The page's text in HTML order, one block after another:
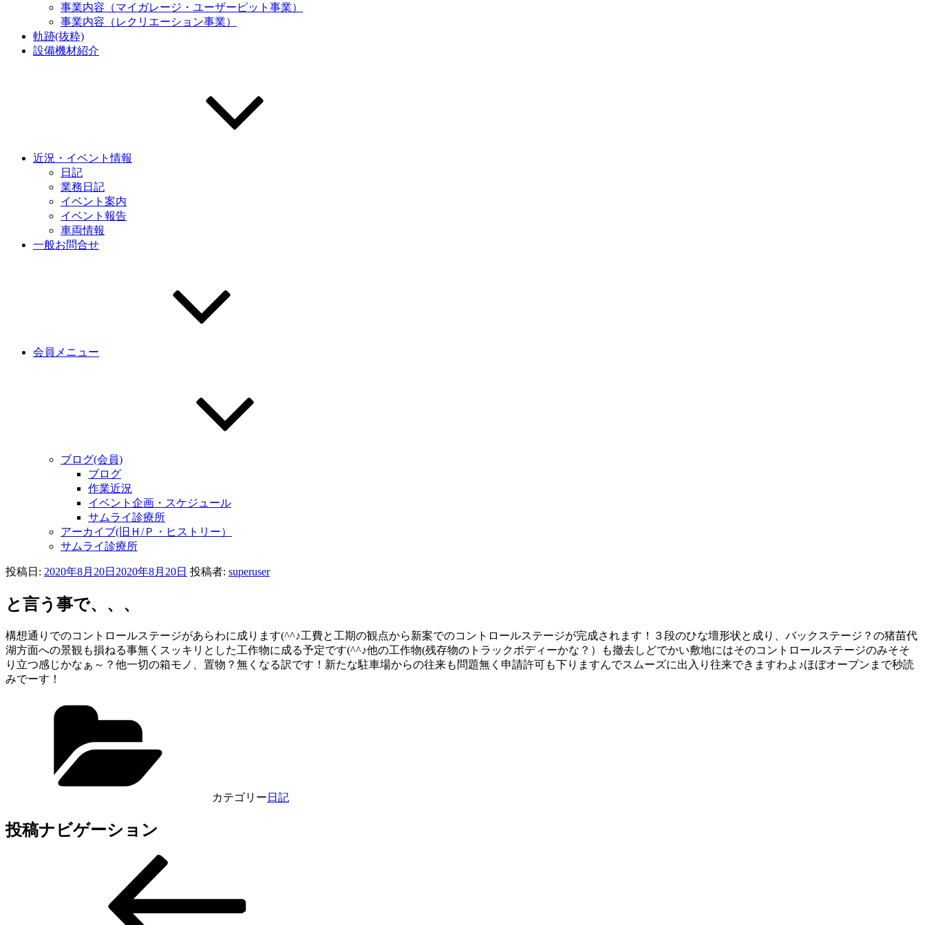
事業内容（マイガレージ・ユーザーピット事業）
事業内容（レクリエーション事業）
軌跡(抜粋)
設備機材紹介
近況・イベント情報
日記
業務日記
イベント案内
イベント報告
車両情報
一般お問合せ
会員メニュー
ブログ(会員)
ブログ
作業近況
イベント企画・スケジュール
サムライ診療所
アーカイブ(旧Ｈ/Ｐ・ヒストリー）
サムライ診療所
投稿日: 2020年8月20日 2020年8月20日 投稿者: superuser
と言う事で、、、
構想通りでのコントロールステージがあらわに成ります(^^♪工費と工期の観点から新案でのコントロールステージが完成されます！３段のひな壇形状と成り、バックステージ？の猪苗代
湖方面への景観も損ねる事無くスッキリとした工作物に成る予定です(^^♪他の工作物(残存物のトラックボディーかな？）も撤去しどでかい敷地にはそのコントロールステージのみそそ
り立つ感じかなぁ～？他一切の箱モノ、置物？無くなる訳です！新たな駐車場からの往来も問題無く申請許可も下りますんでスムーズに出入り往来できますわよ♪ほぼオープンまで秒読
みでーす！
カテゴリー 日記
投稿ナビゲーション